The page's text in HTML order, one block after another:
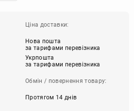
Ціна доставки:
Нова пошта
за тарифами перевізника
Укрпошта
за тарифами перевізника
Обмін / повернення товару:
Протягом 14 днів